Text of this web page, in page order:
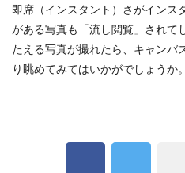
即席（インスタント）さがインス
がある写真も「流し閲覧」されて
たえる写真が撮れたら、キャンバ
り眺めてみてはいかがでしょうか。